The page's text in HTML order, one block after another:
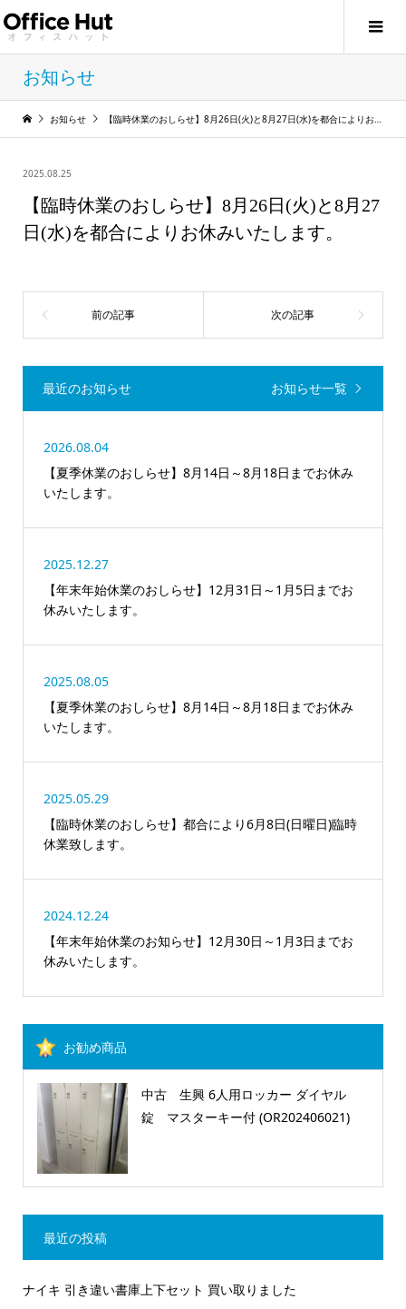
お知らせ
お知らせ 【臨時休業のおしらせ】8月26日(火)と8月27日(水)を都合によりお休みいたします。
2025.08.25
【臨時休業のおしらせ】8月26日(火)と8月27
日(水)を都合によりお休みいたします。
最近のお知らせ お知らせ一覧
2026.08.04
【夏季休業のおしらせ】8月14日～8月18日までお休み
いたします。
2025.12.27
【年末年始休業のおしらせ】12月31日～1月5日までお
休みいたします。
2025.08.05
【夏季休業のおしらせ】8月14日～8月18日までお休み
いたします。
2025.05.29
【臨時休業のおしらせ】都合により6月8日(日曜日)臨時
休業致します。
2024.12.24
【年末年始休業のお知らせ】12月30日～1月3日までお
休みいたします。
お勧め商品
中古 生興 6人用ロッカー ダイヤル
錠 マスターキー付 (OR202406021)
最近の投稿
ナイキ 引き違い書庫上下セット 買い取りました